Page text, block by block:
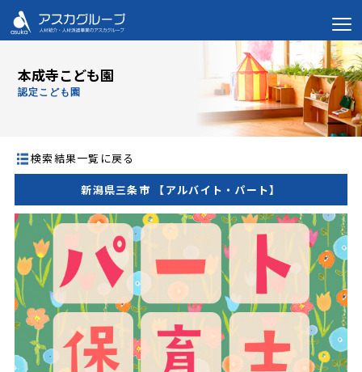
本成寺こども園
認定こども園
検索結果一覧に戻る
新潟県三条市 【アルバイト・パート】